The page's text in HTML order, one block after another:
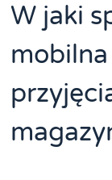
W jaki